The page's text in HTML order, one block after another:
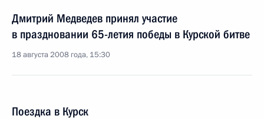
Дмитрий Медведев принял участие
в праздновании 65-летия победы в Курской битве
18 августа 2008 года, 15:30
Поездка в Курск